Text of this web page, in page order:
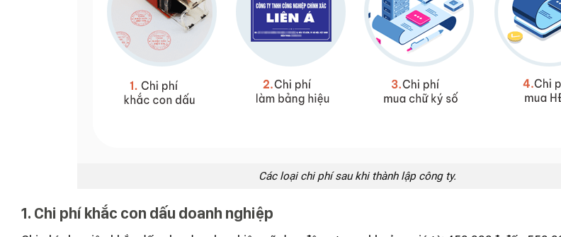
Các loại chi phí sau khi thành lập công ty.
1. Chi phí khắc con dấu doanh nghiệp